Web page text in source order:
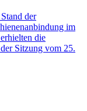
der
im
die
Sitzung vom 25.